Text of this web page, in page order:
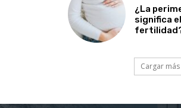
¿La
significa
Cargar más